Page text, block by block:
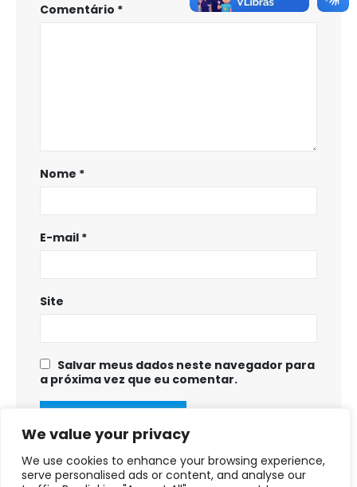
We value your privacy
We use cookies to enhance your browsing experience,
serve personalised ads or content, and analyse our
Comentário *
Nome *
E-mail *
Site
Salvar meus dados neste navegador para
a próxima vez que eu comentar.